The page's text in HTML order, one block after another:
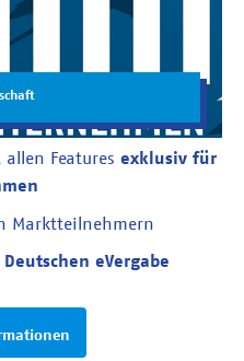
Features exklusiv für
Marktteilnehmern
Deutschen eVergabe